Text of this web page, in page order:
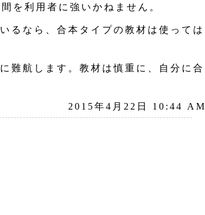
を利用者に強いかねません。
るなら、合本タイプの教材は使っては
難航します。教材は慎重に、自分に合
2015年4月22日 10:44 AM